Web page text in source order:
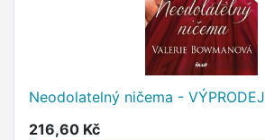
Neodolatelný ničema - VÝPRODEJ
216,60 Kč